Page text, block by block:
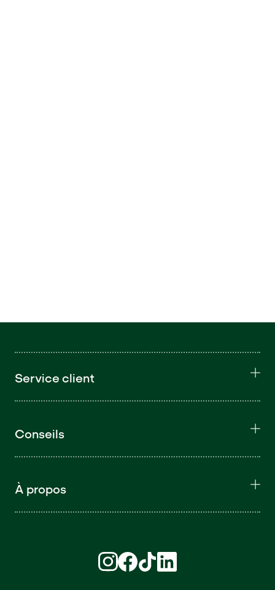
Service client
Conseils
À propos
Retrouvez nous sur Instagram (S'ouvre
Retrouvez nous sur Facebook
Retrouvez nous sur TikTok
Retrouvez nous sur